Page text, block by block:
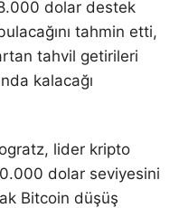
dolar destek
tahmin etti,
tahvil getirileri
kalacağı
lider kripto
dolar seviyesini
Bitcoin düşüş